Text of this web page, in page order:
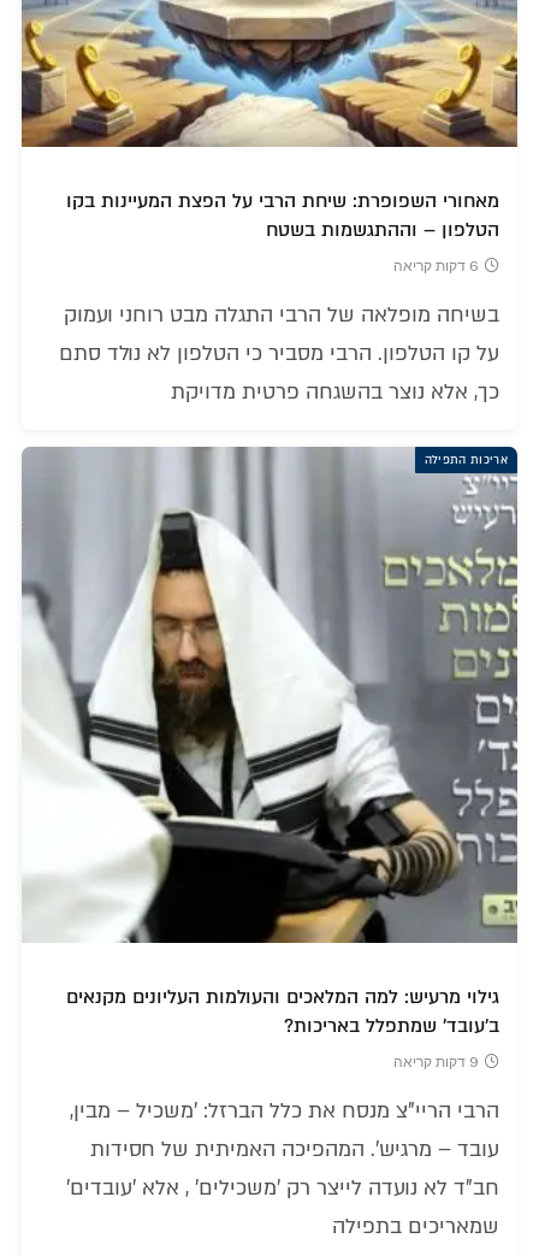
מאחורי השפופרת: שיחת הרבי על הפצת המעיינות בקו
הטלפון – וההתגשמות בשטח
6 דקות קריאה
בשיחה מופלאה של הרבי התגלה מבט רוחני ועמוק
על קו הטלפון. הרבי מסביר כי הטלפון לא נולד סתם
כך, אלא נוצר בהשגחה פרטית מדויקת
אריכות התפילה
גילוי מרעיש: למה המלאכים והעולמות העליונים מקנאים
ב'עובד' שמתפלל באריכות?
9 דקות קריאה
הרבי הריי"צ מנסח את כלל הברזל: 'משכיל – מבין,
עובד – מרגיש'. המהפיכה האמיתית של חסידות
חב"ד לא נועדה לייצר רק 'משכילים' , אלא 'עובדים'
שמאריכים בתפילה